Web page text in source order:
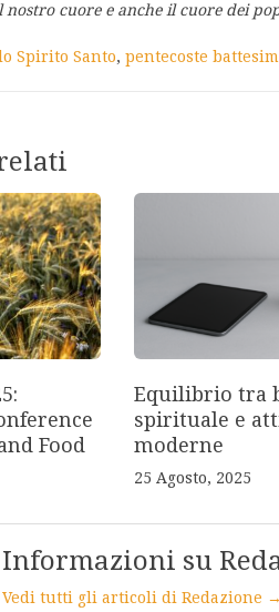
nostro cuore e anche il cuore dei
Spirito Santo, pentecoste
Food
Equilibrio tra
spirituale e
moderne
25 Agosto, 2025
Informazioni su
Vedi tutti gli articoli di Redazione →